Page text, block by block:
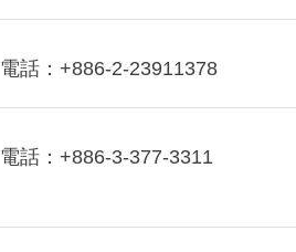
電話：+886-2-23911378
電話：+886-3-377-3311